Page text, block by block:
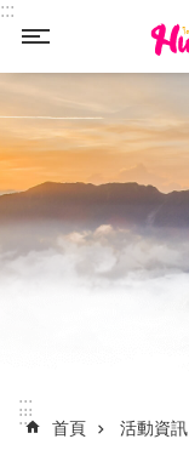
跳到主要內容區塊
跳到主要內容區塊
:::
:::
::: 首頁 活動資訊